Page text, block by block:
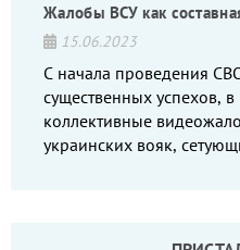
Жалобы ВСУ как
15.06.2023
С начала проведения
существенных успехов,
коллективные
украинских вояк,